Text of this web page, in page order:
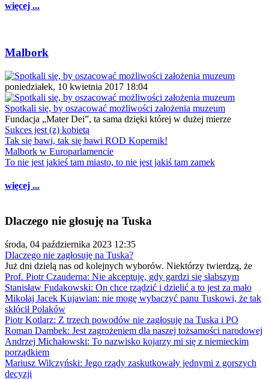
więcej ...
Malbork
poniedziałek, 10 kwietnia 2017 18:04
Spotkali się, by oszacować możliwości założenia muzeum
Fundacja „Mater Dei”, ta sama dzięki której w dużej mierze
Sukces jest (z) kobietą
Tak się bawi, tak się bawi ROD Kopernik!
Malbork w Europarlamencie
To nie jest jakieś tam miasto, to nie jest jakiś tam zamek
więcej ...
Dlaczego nie głosuję na Tuska
środa, 04 października 2023 12:35
Dlaczego nie zagłosuję na Tuska?
Już dni dzielą nas od kolejnych wyborów. Niektórzy twierdzą, że
Prof. Piotr Czauderna: Nie akceptuję, gdy gardzi się słabszym
Stanisław Fudakowski: On chce rządzić i dzielić a to jest za mało
Mikołaj Jacek Kujawian: nie mogę wybaczyć panu Tuskowi, że tak
skłócił Polaków
Piotr Kotlarz: Z trzech powodów nie zagłosuję na Tuska i PO
Roman Dambek: Jest zagrożeniem dla naszej tożsamości narodowej
Andrzej Michałowski: To nazwisko kojarzy mi się z niemieckim
porządkiem
Mariusz Wilczyński: Jego rządy zaskutkowały jednymi z gorszych
decyzji